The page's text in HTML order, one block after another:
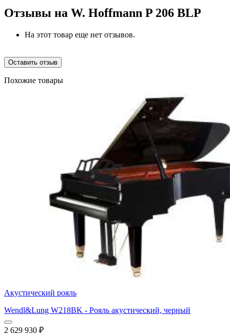
Отзывы на W. Hoffmann P 206 BLP
На этот товар еще нет отзывов.
Оставить отзыв
Похожие товары
Акустический рояль
Wendl&Lung W218BK - Рояль акустический, черный
2 629 930 ₽